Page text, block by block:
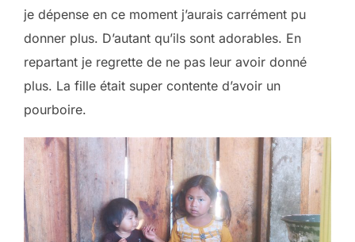
je dépense en ce moment j’aurais carrément pu
donner plus. D’autant qu’ils sont adorables. En
repartant je regrette de ne pas leur avoir donné
plus. La fille était super contente d’avoir un
pourboire.